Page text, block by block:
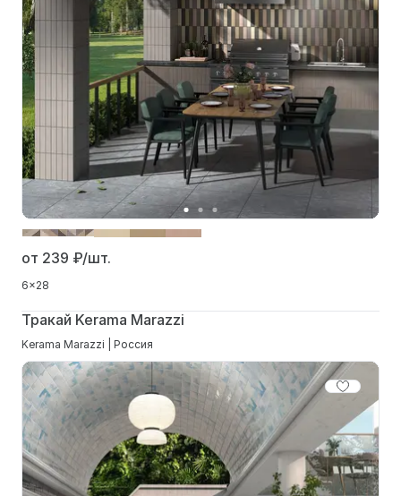
от 239 ₽/шт.
6x28
Тракай Kerama Marazzi
Kerama Marazzi | Россия